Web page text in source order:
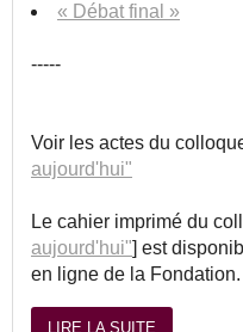
« Débat final »
-----
Voir les actes du
aujourd'hui"
Le cahier imprimé du
aujourd'hui"] est
en ligne de la Fondation.
LIRE LA SUITE